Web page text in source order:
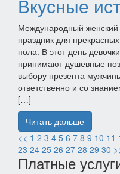
Вкусные
Международный
праздник для
пола. В этот день
принимают душевные
выбору презента
ответственно и со
[…]
Читать дальше
<< 1 2 3 4 5 6 7 8 9 10 11
23 24 25 26 27 28 29 30
Платные